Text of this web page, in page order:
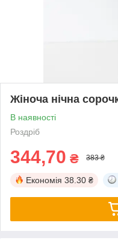
Жіноча нічна
В наявності
Роздріб
344,70 ₴ 383 ₴
Економія 38.30 ₴